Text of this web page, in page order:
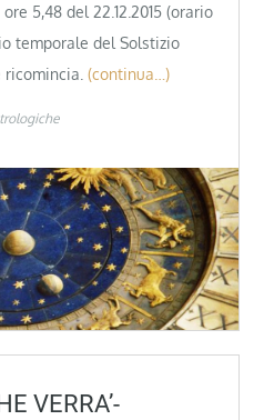
5,48 del 22.12.2015 (orario
temporale del Solstizio
(continua…)
VERRA’-